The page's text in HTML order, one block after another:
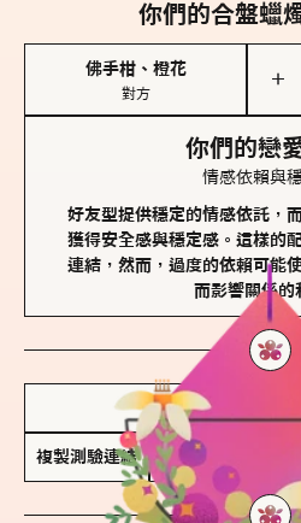
你們的合盤蠟
佛手柑、橙花
對方
＋
你們的戀
情感依賴與
好友型提供穩定的情感依託，
獲得安全感與穩定感。這樣的
連結，然而，過度的依賴可能
而影響關係的
儲存我的結
複製測驗連結 查看香